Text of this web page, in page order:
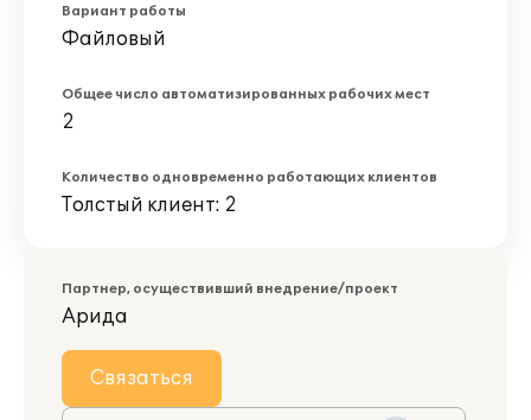
Вариант работы
Файловый
Общее число автоматизированных рабочих мест
2
Количество одновременно работающих клиентов
Толстый клиент: 2
Партнер, осуществивший внедрение/проект
Арида
Связаться